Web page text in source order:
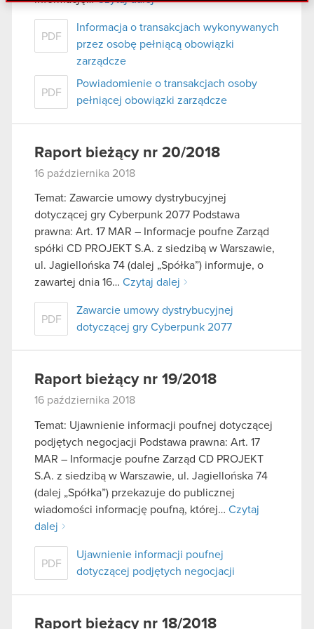
danymi otrzymanymi od Ciebie lub uzyskanymi
podczas korzystania z ich usług. Kontynuując
korzystanie z naszej witryny, zgadasz się na
używanie plików cookie.
PDF
Informacja o transakcjach wykonywanych
przez osobę pełniącą obowiązki
zarządcze
PDF
Powiadomienie o transakcjach osoby
pełniącej obowiązki zarządcze
Raport bieżący nr 20/2018
16 października 2018
Temat: Zawarcie umowy dystrybucyjnej
dotyczącej gry Cyberpunk 2077 Podstawa
prawna: Art. 17 MAR – Informacje poufne Zarząd
spółki CD PROJEKT S.A. z siedzibą w Warszawie,
ul. Jagiellońska 74 (dalej „Spółka”) informuje, o
zawartej dnia 16… Czytaj dalej
PDF
Zawarcie umowy dystrybucyjnej
dotyczącej gry Cyberpunk 2077
Raport bieżący nr 19/2018
16 października 2018
Temat: Ujawnienie informacji poufnej dotyczącej
podjętych negocjacji Podstawa prawna: Art. 17
MAR – Informacje poufne Zarząd CD PROJEKT
S.A. z siedzibą w Warszawie, ul. Jagiellońska 74
(dalej „Spółka”) przekazuje do publicznej
wiadomości informację poufną, której… Czytaj
dalej
PDF
Ujawnienie informacji poufnej
dotyczącej podjętych negocjacji
Raport bieżący nr 18/2018